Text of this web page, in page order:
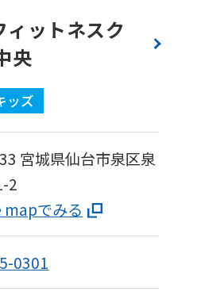
ットネスク
央
ッズ
宮城県仙台市泉区泉
2
でみる
0301